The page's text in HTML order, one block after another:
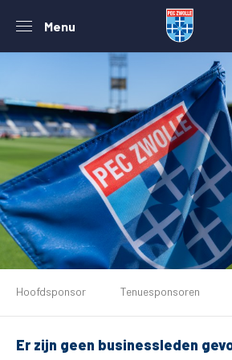
Menu
Tickets
Matchdays
Hoofdsponsor Tenuesponsoren
Er zijn geen businessleden